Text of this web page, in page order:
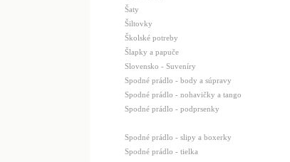
Šaty
Šiltovky
Školské potreby
Šlapky a papuče
Slovensko - Suveníry
Spodné prádlo - body a súpravy
Spodné prádlo - nohavičky a tango
Spodné prádlo - podprsenky
Spodné prádlo - slipy a boxerky
Spodné prádlo - tielka